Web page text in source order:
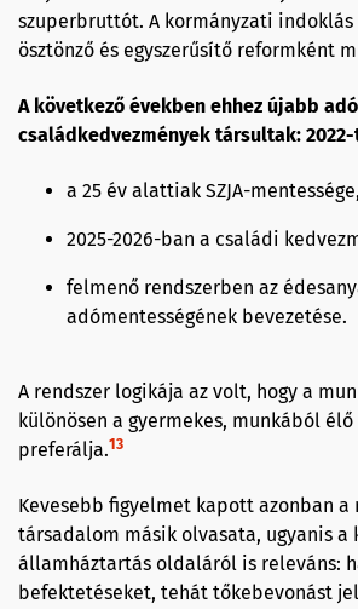
szuperbruttót. A kormányzati
ösztönző és egyszerűsítő reformként
A következő években ehhez újabb
családkedvezmények társultak:
a 25 év alattiak SZJA-mentessége,
2025-2026-ban a családi
felmenő rendszerben az
adómentességének bevezetése.
A rendszer logikája az volt, hogy a
különösen a gyermekes, munkából
preferálja.13
Kevesebb figyelmet kapott azonban a
társadalom másik olvasata, ugyanis a
államháztartás oldaláról is releváns:
befektetéseket, tehát tőkebevonást